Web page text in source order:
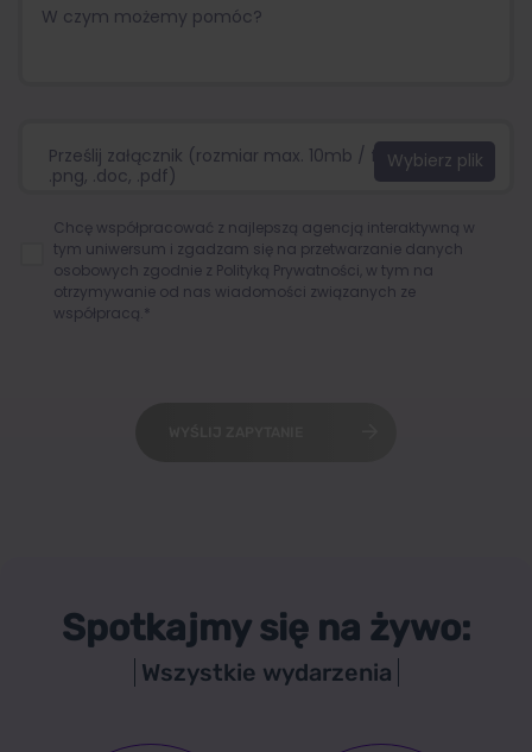
Prześlij załącznik (rozmiar max. 10mb / format:.jpg,
.png, .doc, .pdf)
Chcę współpracować z najlepszą agencją interaktywną w
tym uniwersum i zgadzam się na przetwarzanie danych
osobowych zgodnie z Polityką Prywatności , w tym na
otrzymywanie od nas wiadomości związanych ze
współpracą.*
Spotkajmy się na żywo:
Wszystkie wydarzenia